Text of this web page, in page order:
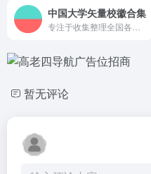
中国大学矢量校徽合集
暂无评论